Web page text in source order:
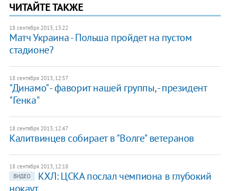
ЧИТАЙТЕ ТАКЖЕ
18 сентября 2013, 13:22
Матч Украина - Польша пройдет на пустом
стадионе?
18 сентября 2013, 12:57
"Динамо" - фаворит нашей группы, - президент
"Генка"
18 сентября 2013, 12:47
Калитвинцев собирает в "Волге" ветеранов
18 сентября 2013, 12:18
ВИДЕО
КХЛ: ЦСКА послал чемпиона в глубокий